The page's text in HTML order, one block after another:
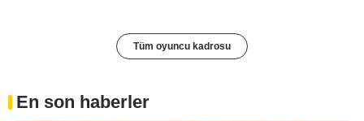
Tüm oyuncu kadrosu
En son haberler